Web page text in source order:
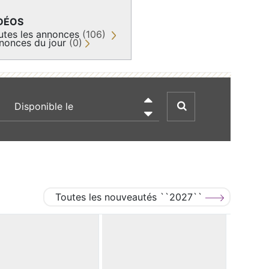
les annonces (106)
du jour (0)

Toutes les nouveautés ``2027``